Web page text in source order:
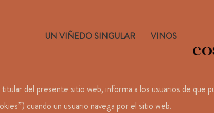
UN VIÑEDO SINGULAR VINOS
titular del presente sitio web, informa a los usuarios de
cuando un usuario navega por el sitio web.